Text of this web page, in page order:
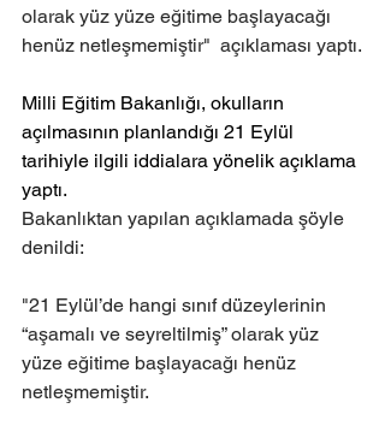
olarak yüz yüze eğitime başlayacağı
henüz netleşmemiştir"  açıklaması yaptı.
Milli Eğitim Bakanlığı, okulların
açılmasının planlandığı 21 Eylül
tarihiyle ilgili iddialara yönelik açıklama
yaptı.
Bakanlıktan yapılan açıklamada şöyle
denildi:
"21 Eylül’de hangi sınıf düzeylerinin
“aşamalı ve seyreltilmiş” olarak yüz
yüze eğitime başlayacağı henüz
netleşmemiştir.